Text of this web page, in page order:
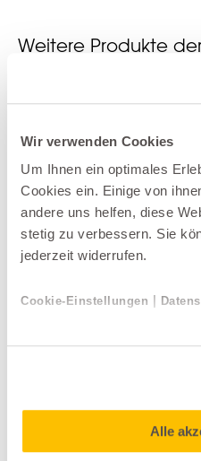
Wir verwenden Cookies
Um Ihnen ein optimales
Cookies ein. Einige von
andere uns helfen, diese
stetig zu verbessern. Sie
jederzeit widerrufen.
Cookie-Einstellungen |
Alle
Weitere Produkte